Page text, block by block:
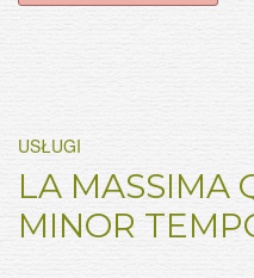
USŁUGI
LA MASSIMA
MINOR